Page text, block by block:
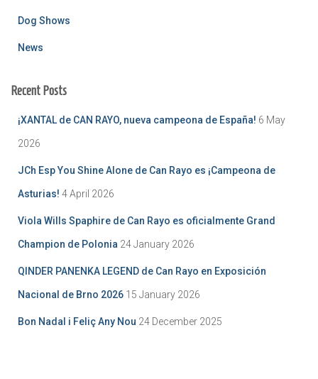
Dog Shows
News
Recent Posts
¡XANTAL de CAN RAYO, nueva campeona de España! 6 May
2026
JCh Esp You Shine Alone de Can Rayo es ¡Campeona de
Asturias! 4 April 2026
Viola Wills Spaphire de Can Rayo es oficialmente Grand
Champion de Polonia 24 January 2026
QINDER PANENKA LEGEND de Can Rayo en Exposición
Nacional de Brno 2026 15 January 2026
Bon Nadal i Feliç Any Nou 24 December 2025